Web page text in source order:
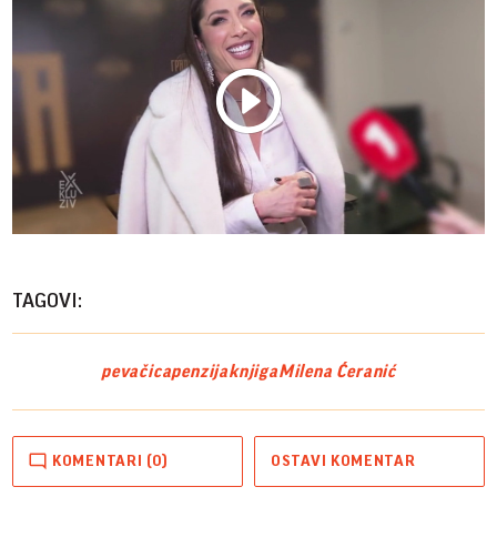
Play
TAGOVI:
pevačicapenzijaknjigaMilena Ćeranić
KOMENTARI (0) OSTAVI KOMENTAR